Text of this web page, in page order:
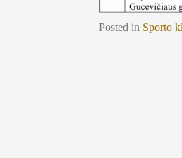
Posted in Sporto